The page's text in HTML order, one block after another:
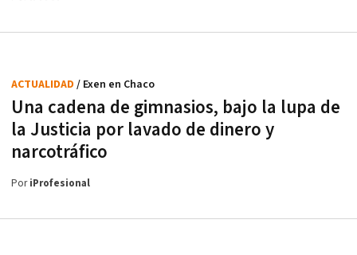
Una cadena de gimnasios, bajo la lupa de
la Justicia por lavado de dinero y
narcotráfico
ACTUALIDAD / Exen en Chaco
PoriProfesional